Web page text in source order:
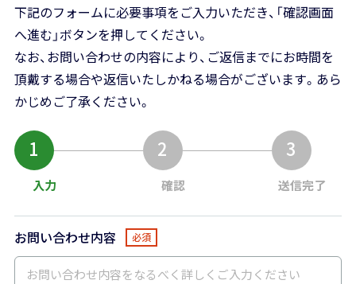
下記のフォームに必要事項をご入力いただき、「確認画面
へ進む」ボタンを押してください。
なお、お問い合わせの内容により、ご返信までにお時間を
頂戴する場合や返信いたしかねる場合がございます。あら
かじめご了承ください。
1
入力
2
確認
3
送信完了
お問い合わせ内容